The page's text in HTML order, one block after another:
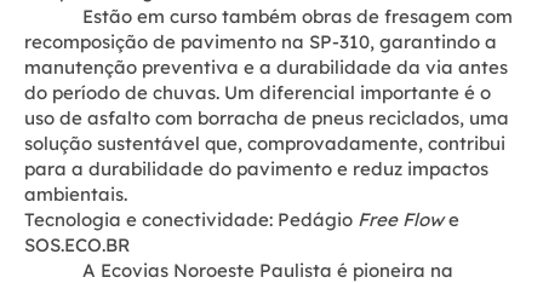
Estão em curso também obras de fresagem com
recomposição de pavimento na SP-310, garantindo a
manutenção preventiva e a durabilidade da via antes
do período de chuvas. Um diferencial importante é o
uso de asfalto com borracha de pneus reciclados, uma
solução sustentável que, comprovadamente, contribui
para a durabilidade do pavimento e reduz impactos
ambientais.
Tecnologia e conectividade: Pedágio Free Flowe
SOS.ECO.BR
A Ecovias Noroeste Paulista é pioneira na